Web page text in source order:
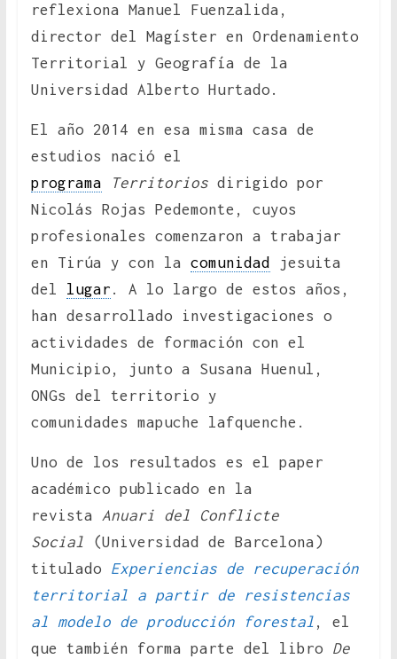
reflexiona Manuel Fuenzalida,
director del Magíster en Ordenamiento
Territorial y Geografía de la
Universidad Alberto Hurtado.
El año 2014 en esa misma casa de
estudios nació el
programa
Territoriosdirigido por
Nicolás Rojas Pedemonte, cuyos
profesionales comenzaron a trabajar
en Tirúa y con la comunidad
jesuita
del lugar . A lo largo de estos años,
han desarrollado investigaciones o
actividades de formación con el
Municipio, junto a Susana Huenul,
ONGs del territorio y
comunidades mapuche lafquenche.
Uno de los resultados es el paper
académico publicado en la
revista Anuari del Conflicte
Social
(Universidad de Barcelona)
titulado Experiencias de recuperación
territorial a partir de resistencias
al modelo de producción forestal , el
que también forma parte del libro De